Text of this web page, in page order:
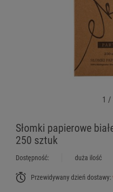
1 /
Słomki papierowe
250 sztuk
Dostępność: duża ilość
Przewidywany dzień dostawy: